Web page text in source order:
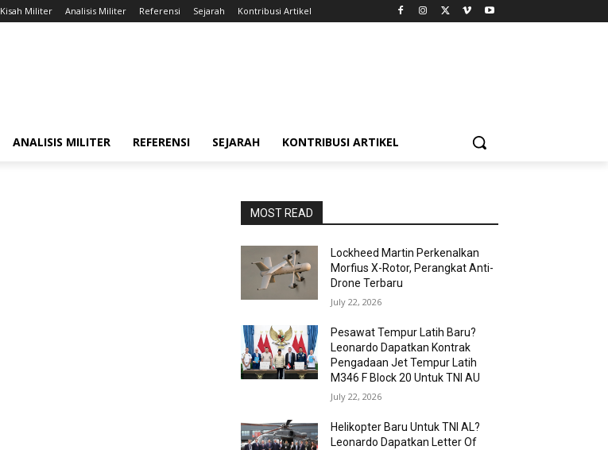
Kisah Militer Analisis Militer Referensi Sejarah Kontribusi Artikel
ANALISIS MILITER REFERENSI SEJARAH KONTRIBUSI ARTIKEL
MOST READ
Lockheed Martin Perkenalkan
Morfius X-Rotor, Perangkat Anti-
Drone Terbaru
July 22, 2026
Pesawat Tempur Latih Baru?
Leonardo Dapatkan Kontrak
Pengadaan Jet Tempur Latih
M346 F Block 20 Untuk TNI AU
July 22, 2026
Helikopter Baru Untuk TNI AL?
Leonardo Dapatkan Letter Of